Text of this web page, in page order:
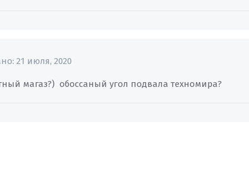
21 июля, 2020
магаз?) обоссаный угол подвала техномира?